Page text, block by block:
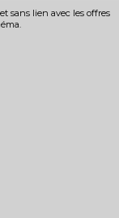
sans lien avec les offres